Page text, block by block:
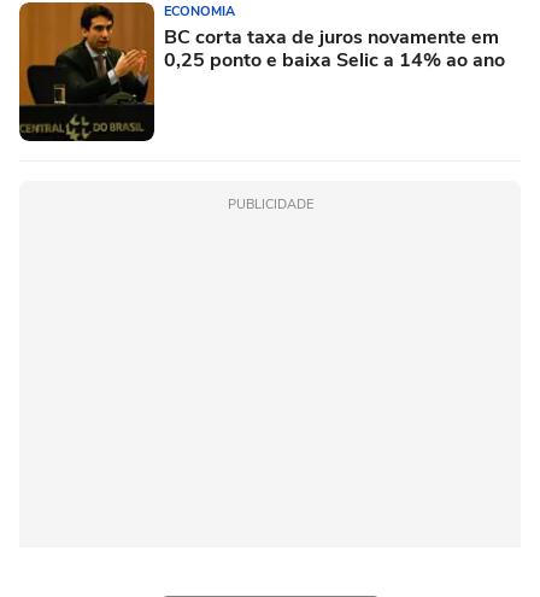
ECONOMIA
BC corta taxa de juros novamente em
0,25 ponto e baixa Selic a 14% ao ano
PUBLICIDADE